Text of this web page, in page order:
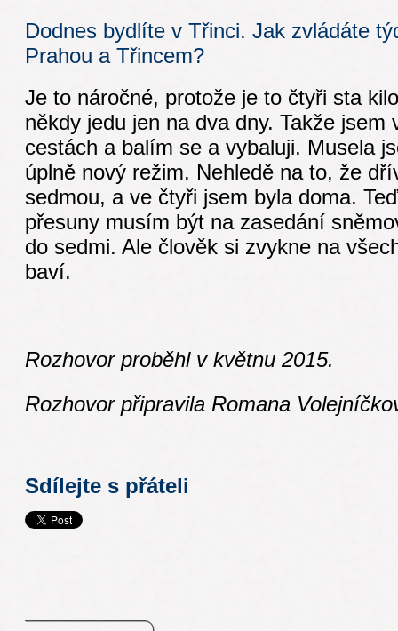
Dodnes bydlíte v Třinci. Jak zvládáte
Prahou a Třincem?
Je to náročné, protože je to čtyři sta
někdy jedu jen na dva dny. Takže jsem
cestách a balím se a vybaluji. Musela
úplně nový režim. Nehledě na to, že
sedmou, a ve čtyři jsem byla doma.
přesuny musím být na zasedání
do sedmi. Ale člověk si zvykne na
baví.
Rozhovor proběhl v květnu 2015.
Rozhovor připravila Romana
Sdílejte s přáteli